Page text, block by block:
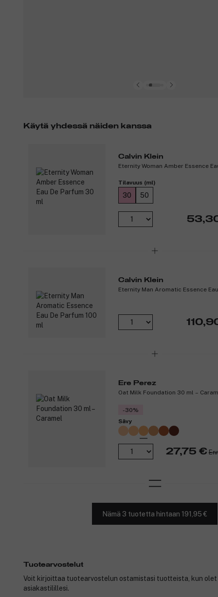
Käytä yhdessä näiden kanssa
Calvin Klein
Eternity Woman Amber Essence
Tilavuus (ml)
30 50
Calvin Klein
Eternity Man Aromatic Essence
Ere Perez
Oat Milk Foundation 30 ml –
-30%
Sävy
27,75 €
Nämä 3 tuotetta hintaan 191,95 €
Tuotearvostelut
Voit kirjoittaa tuotearvostelun ostamistasi tuotteista, kun
asiakastilillesi.